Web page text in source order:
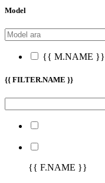
Model
{{ M.NAME }}
{{ FILTER.NAME }}
{{ F.NAME }}